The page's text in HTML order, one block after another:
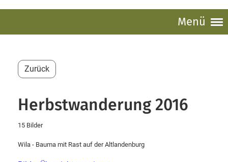
Menü
Zurück
Herbstwanderung 2016
15 Bilder
Wila - Bauma mit Rast auf der Altlandenburg